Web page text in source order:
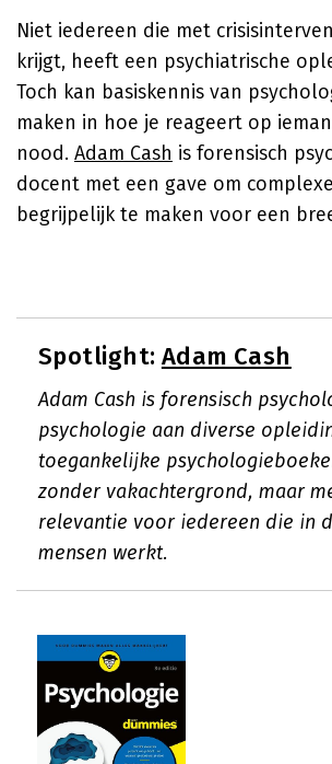
Niet iedereen die met
krijgt, heeft een psychiatrische
Toch kan basiskennis van
maken in hoe je reageert op
nood. Adam Cash is forensisch
docent met een gave om
begrijpelijk te maken voor een
Spotlight: Adam Cash
Adam Cash is forensisch
psychologie aan diverse
toegankelijke
zonder vakachtergrond, maar
relevantie voor iedereen die in
mensen werkt.